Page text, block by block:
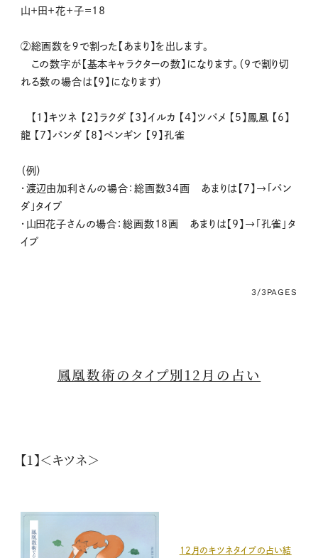
山＋田＋花＋子＝18
②総画数を９で割った【あまり】を出します。
この数字が【基本キャラクターの数】になります。（9で割り切
れる数の場合は【9】になります）
【1】キツネ 【2】ラクダ 【3】イルカ 【4】ツバメ 【5】鳳凰 【6】
龍 【7】パンダ 【8】ペンギン 【9】孔雀
（例）
・渡辺由加利さんの場合：総画数34画 あまりは【7】→「パン
ダ」タイプ
・山田花子さんの場合：総画数18画 あまりは【9】→「孔雀」タ
イプ
3/3PAGES
鳳凰数術のタイプ別12月の占い
【1】＜キツネ＞
12月のキツネタイプの占い結